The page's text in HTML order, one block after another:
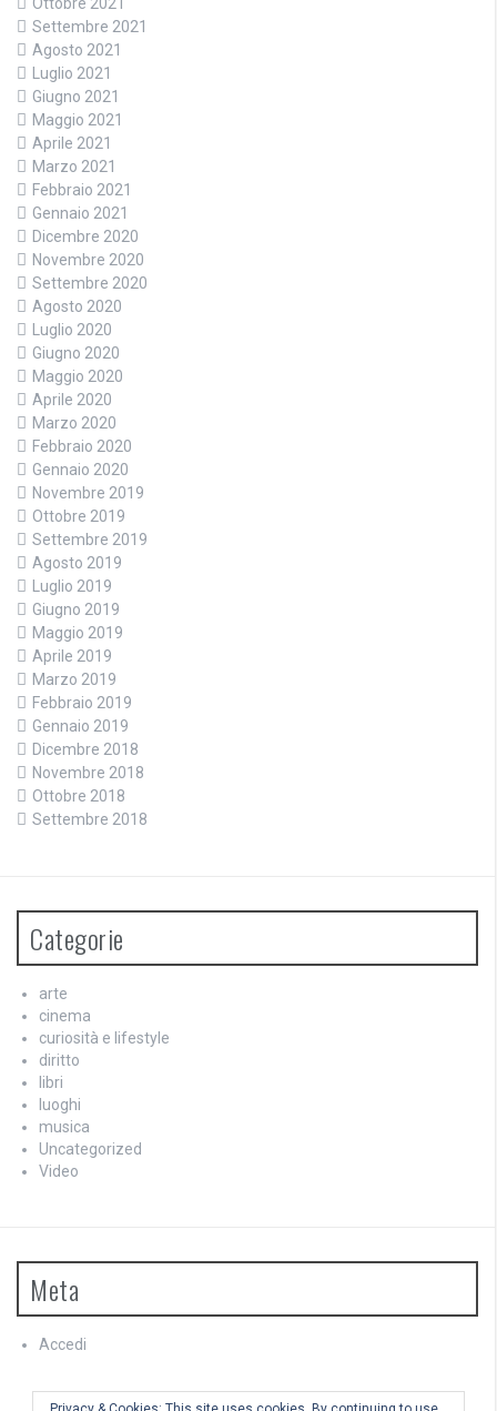
Settembre 2021
Agosto 2021
Luglio 2021
Giugno 2021
Maggio 2021
Aprile 2021
Marzo 2021
Febbraio 2021
Gennaio 2021
Dicembre 2020
Novembre 2020
Settembre 2020
Agosto 2020
Luglio 2020
Giugno 2020
Maggio 2020
Aprile 2020
Marzo 2020
Febbraio 2020
Gennaio 2020
Novembre 2019
Ottobre 2019
Settembre 2019
Agosto 2019
Luglio 2019
Giugno 2019
Maggio 2019
Aprile 2019
Marzo 2019
Febbraio 2019
Gennaio 2019
Dicembre 2018
Novembre 2018
Ottobre 2018
Settembre 2018
Categorie
arte
cinema
curiosità e lifestyle
diritto
libri
luoghi
musica
Uncategorized
Video
Meta
Accedi
Feed dei commenti